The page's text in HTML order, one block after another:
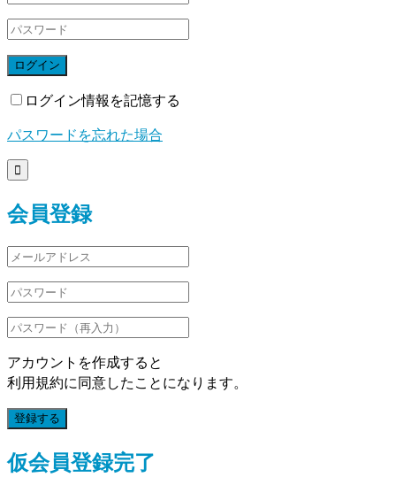
ログイン
ログイン情報を記憶する
パスワードを忘れた場合

会員登録
アカウントを作成すると
利用規約に同意したことになります。
登録する
仮会員登録完了